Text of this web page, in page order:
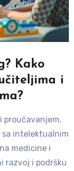
Kako
i
intelektualnim
medicine i
razvoj i podršku